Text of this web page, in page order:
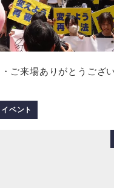
・ご来場ありがとうござ
イベント